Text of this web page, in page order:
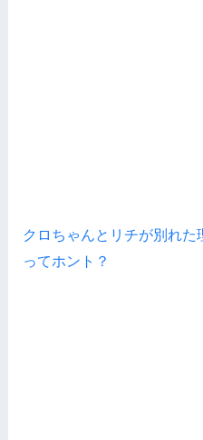
クロちゃんとリチが別れ
ってホント？